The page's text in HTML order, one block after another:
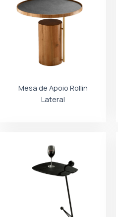
Mesa de Apoio Rollin
Lateral